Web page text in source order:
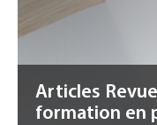
Articles
formation en